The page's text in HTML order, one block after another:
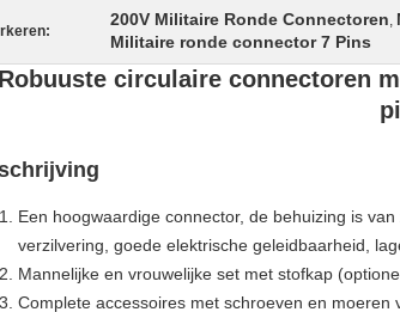
200V Militaire Ronde Connectoren,
Militaire ronde connector 7 Pins
circulaire connectoren
Een hoogwaardige connector, de behuizing is
verzilvering, goede elektrische geleidbaarheid,
Mannelijke en vrouwelijke set met stofkap
Complete accessoires met schroeven en moeren